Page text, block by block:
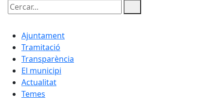
Cercar:
Ajuntament
Tramitació
Transparència
El municipi
Actualitat
Temes